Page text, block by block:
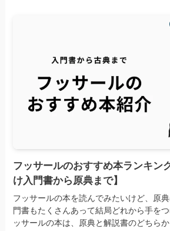
フッサールのおすすめ本ランキン
け入門書から原典まで】
フッサールの本を読んでみたいけど、原
門書もたくさんあって結局どれから手を
ッサールの本は、原典と解説書のどちら